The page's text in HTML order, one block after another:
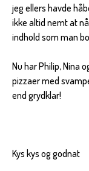
jeg ellers havde
ikke altid nemt at
indhold som man
Nu har Philip, Nina
pizzaer med
end grydklar!
Kys kys og godnat